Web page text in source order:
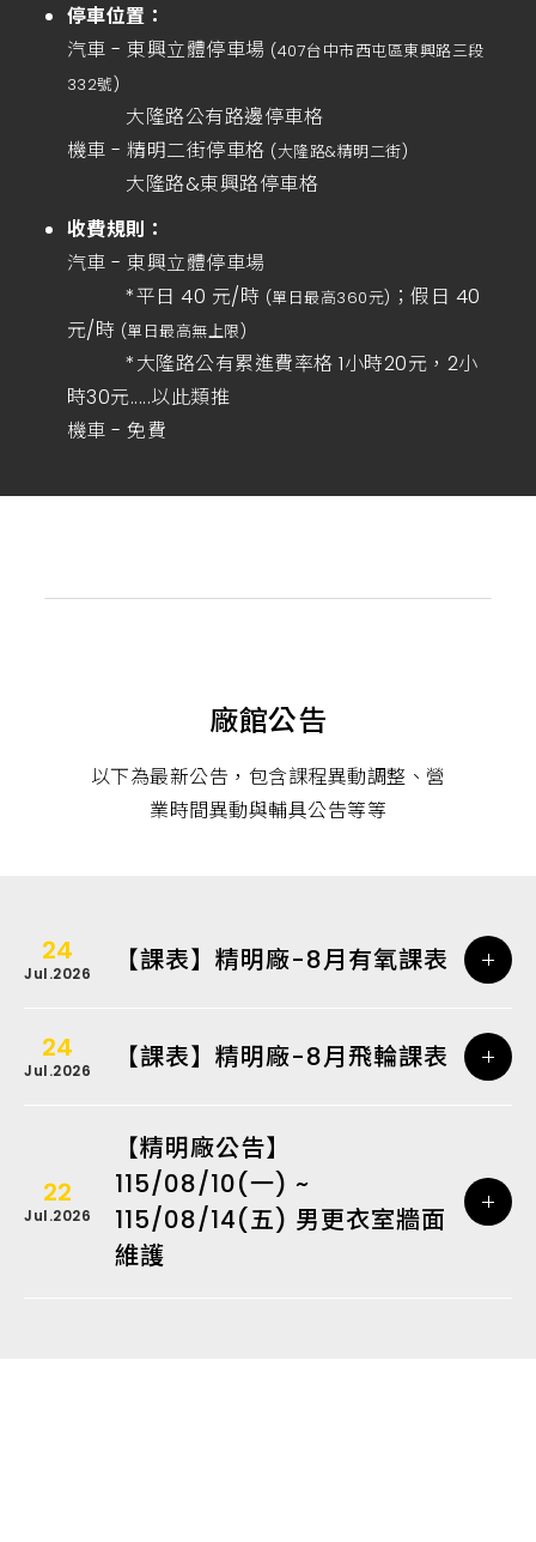
停車位置：
汽車 - 東興立體停車場 (407台中市西屯區東興路三段
332號)
大隆路公有路邊停車格
機車 - 精明二街停車格 (大隆路&精明二街)
大隆路&東興路停車格
收費規則：
汽車 - 東興立體停車場
*平日 40 元/時 (單日最高360元) ；假日 40
元/時 (單日最高無上限)
*大隆路公有累進費率格 1小時20元，2小
時30元.....以此類推
機車 - 免費
廠館公告
以下為最新公告，包含課程異動調整、營
業時間異動與輔具公告等等
24
Jul.2026 【課表】精明廠-8月有氧課表
24
Jul.2026 【課表】精明廠-8月飛輪課表
22
Jul.2026
【精明廠公告】
115/08/10(一) ~
115/08/14(五) 男更衣室牆面
維護